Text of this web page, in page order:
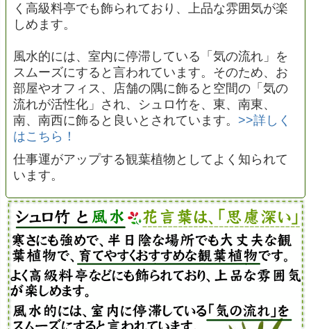
く高級料亭でも飾られており、上品な雰囲気が楽
しめます。
風水的には、室内に停滞している「気の流れ」を
スムーズにすると言われています。そのため、お
部屋やオフィス、店舗の隅に飾ると空間の「気の
流れが活性化」され、シュロ竹を、東、南東、
南、南西に飾ると良いとされています。 >>詳しく
はこちら！
仕事運がアップする観葉植物としてよく知られて
います。